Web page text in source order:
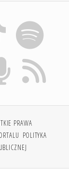
PRAWA
POLITYKA